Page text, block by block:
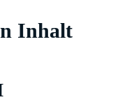
Inhalt